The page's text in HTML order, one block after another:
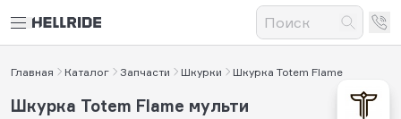
Главная Каталог Запчасти Шкурки Шкурка Totem Flame
Шкурка Totem Flame мульти